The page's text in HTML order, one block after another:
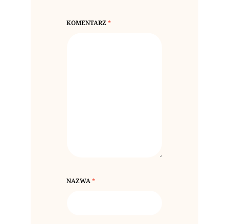
KOMENTARZ*
NAZWA*